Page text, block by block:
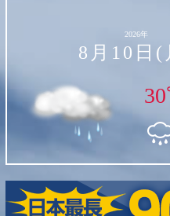
2026年
8月10日(